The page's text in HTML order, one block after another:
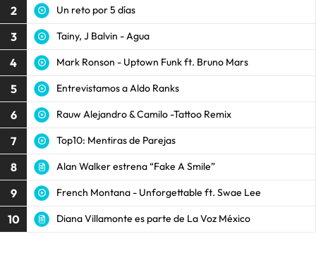
2 Un reto por 5 días
3 Tainy, J Balvin - Agua
4 Mark Ronson - Uptown Funk ft. Bruno Mars
5 Entrevistamos a Aldo Ranks
6 Rauw Alejandro & Camilo -Tattoo Remix
7 Top10: Mentiras de Parejas
8 Alan Walker estrena “Fake A Smile”
9 French Montana - Unforgettable ft. Swae Lee
10 Diana Villamonte es parte de La Voz México